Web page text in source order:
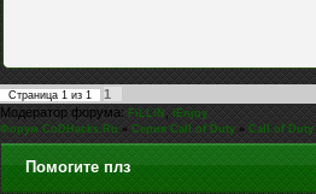
Страница 1 из 1
1
Модератор форума: FiLLiN,iEnjoy
Форум CoDHacks.Ru » Серия Call of Duty » Call of Duty
Помогите плз